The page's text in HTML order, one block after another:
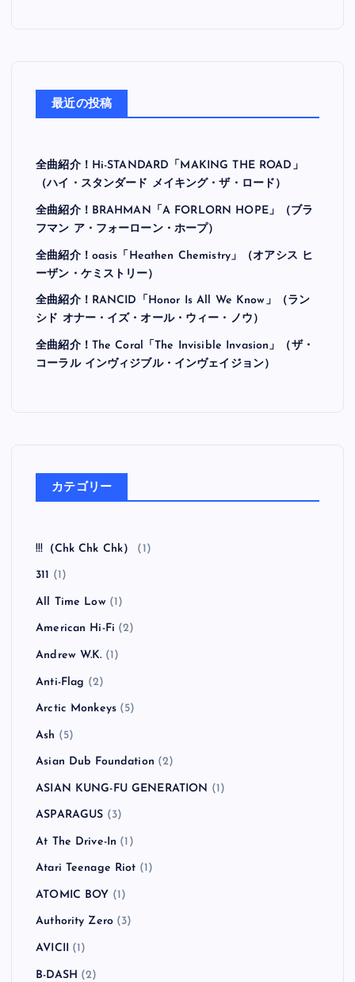
最近の投稿
全曲紹介！Hi-STANDARD「MAKING THE ROAD」
（ハイ・スタンダード メイキング・ザ・ロード）
全曲紹介！BRAHMAN「A FORLORN HOPE」（ブラ
フマン ア・フォーローン・ホープ）
全曲紹介！oasis「Heathen Chemistry」（オアシス ヒ
ーザン・ケミストリー）
全曲紹介！RANCID「Honor Is All We Know」（ラン
シド オナー・イズ・オール・ウィー・ノウ）
全曲紹介！The Coral「The Invisible Invasion」（ザ・
コーラル インヴィジブル・インヴェイジョン）
カテゴリー
!!!（Chk Chk Chk） (1)
311 (1)
All Time Low(1)
American Hi-Fi (2)
Andrew W.K. (1)
Anti-Flag (2)
Arctic Monkeys (5)
Ash (5)
Asian Dub Foundation (2)
ASIAN KUNG-FU GENERATION (1)
ASPARAGUS (3)
At The Drive-In (1)
Atari Teenage Riot (1)
ATOMIC BOY (1)
Authority Zero (3)
AVICII (1)
B-DASH (2)